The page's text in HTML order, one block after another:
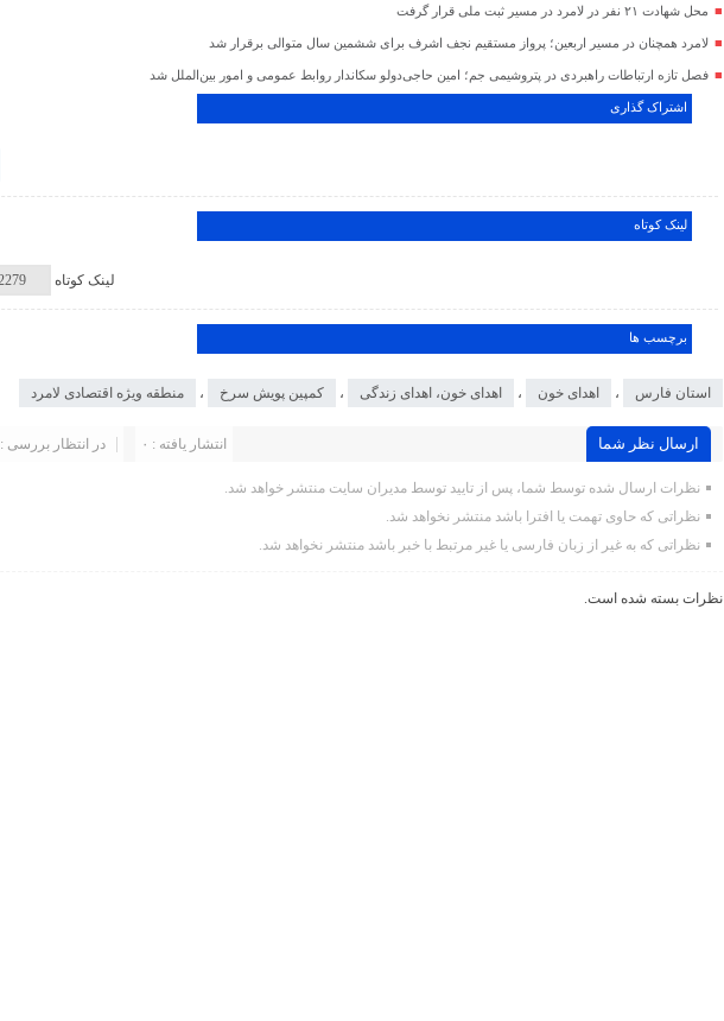
محل شهادت ۲۱ نفر در لامرد در مسیر ثبت ملی قرار گرفت
لامرد همچنان در مسیر اربعین؛ پرواز مستقیم نجف اشرف برای ششمین سال متوالی برقرار شد
فصل تازه ارتباطات راهبردی در پتروشیمی جم؛ امین حاجی‌دولو سکاندار روابط عمومی و امور بین‌الملل شد
اشتراک گذاری
لینک کوتاه
لینک کوتاه
برچسب ها
استان فارس ، اهدای خون ، اهدای خون، اهدای زندگی ، کمپین پویش سرخ ، منطقه ویژه اقتصادی لامرد
ارسال نظر شما در انتظار بررسی : 0 انتشار یافته : ۰
نظرات ارسال شده توسط شما، پس از تایید توسط مدیران سایت منتشر خواهد شد.
نظراتی که حاوی تهمت یا افترا باشد منتشر نخواهد شد.
نظراتی که به غیر از زبان فارسی یا غیر مرتبط با خبر باشد منتشر نخواهد شد.
نظرات بسته شده است.